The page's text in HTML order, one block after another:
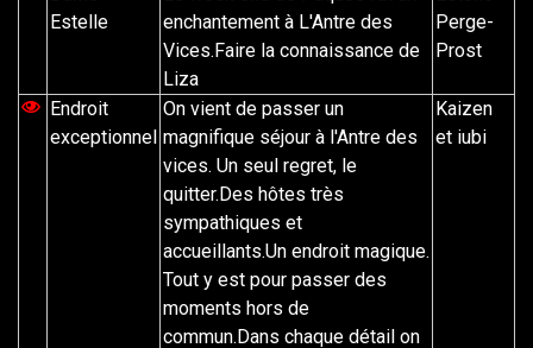
Estelle
enchantement à L'Antre des
Vices.Faire la connaissance de
Liza
Perge-
Prost
Endroit
exceptionnel
On vient de passer un
magnifique séjour à l'Antre des
vices. Un seul regret, le
quitter.Des hôtes très
sympathiques et
accueillants.Un endroit magique.
Tout y est pour passer des
moments hors de
commun.Dans chaque détail on
Kaizen
et iubi